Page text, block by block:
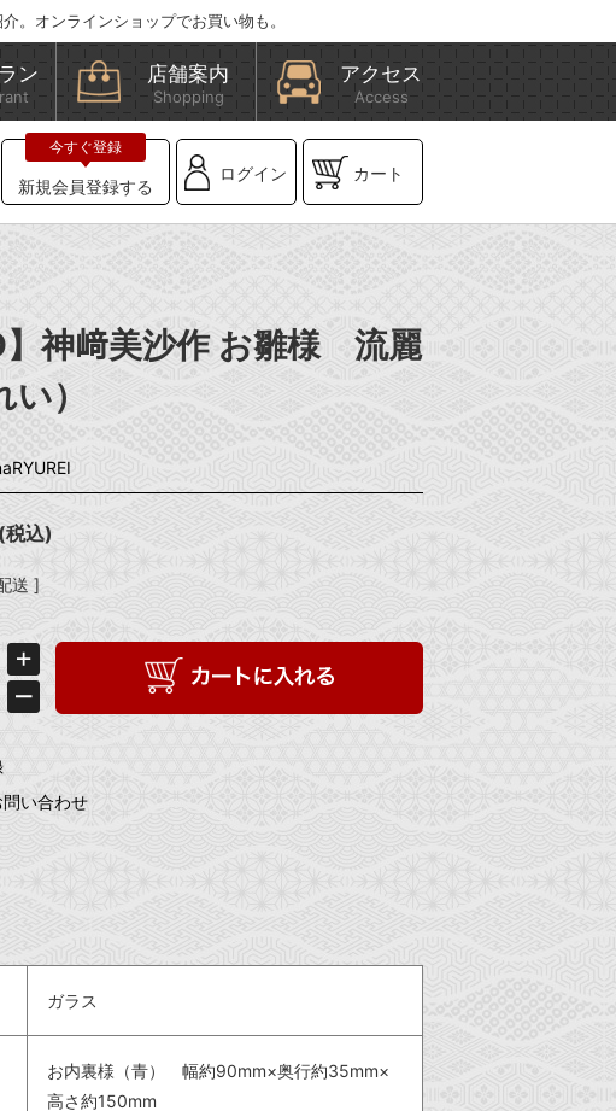
。オンラインショップでお買い物も。
ン 店舗案内
Shopping
アクセス
Access
新規会員登録する
ログイン カート
】神﨑美沙作 お雛様 流麗
い）
(税込)
送 ]
い合わせ
ガラス
お内裏様（青） 幅約90mm×奥行約35mm×
高さ約150mm